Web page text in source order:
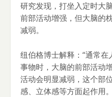
研究发现，打坐入定时大
前部活动增强，但大脑的
减弱。
纽伯格博士解释：“通常
事物时，大脑的前部活动
活动会明显减弱，这个部
感、立体感等方面起作用